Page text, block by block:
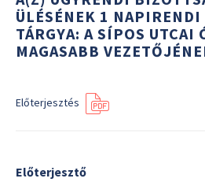
ÜLÉSÉNEK 1 NAPIRENDI
TÁRGYA: A SÍPOS UTCAI
MAGASABB
Előterjesztés
Előterjesztő